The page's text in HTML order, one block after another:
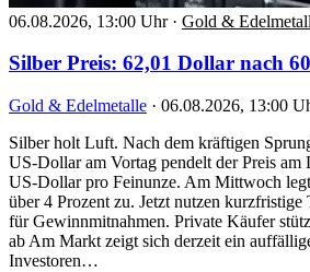
06.08.2026, 13:00 Uhr · Gold &
Silber Preis: 62,01 Dollar nach
Gold & Edelmetalle · 06.08.2026, 13:00
Silber holt Luft. Nach dem kräftigen
US-Dollar am Vortag pendelt der Preis am
US-Dollar pro Feinunze. Am Mittwoch
über 4 Prozent zu. Jetzt nutzen kurzfristige
für Gewinnmitnahmen. Private Käufer
ab Am Markt zeigt sich derzeit ein
Investoren…